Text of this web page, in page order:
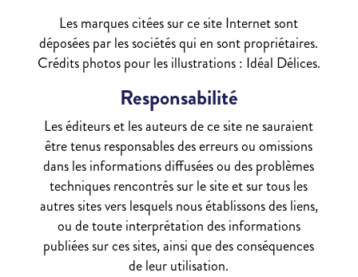
Les marques citées sur ce site Internet sont
déposées par les sociétés qui en sont propriétaires.
Crédits photos pour les illustrations : Idéal Délices.
Responsabilité
Les éditeurs et les auteurs de ce site ne sauraient
être tenus responsables des erreurs ou omissions
dans les informations diffusées ou des problèmes
techniques rencontrés sur le site et sur tous les
autres sites vers lesquels nous établissons des liens,
ou de toute interprétation des informations
publiées sur ces sites, ainsi que des conséquences
de leur utilisation.